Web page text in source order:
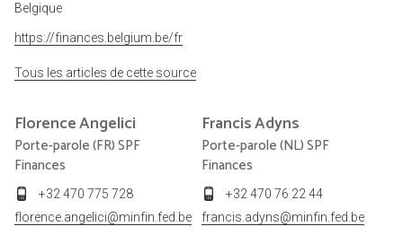
Belgique
https://finances.belgium.be/fr
Tous les articles de cette source
FlorenceAngelici
Porte-parole (FR) SPF
Finances
+32 470 775 728
florence.angelici@minfin.fed.be
FrancisAdyns
Porte-parole (NL) SPF
Finances
+32 470 76 22 44
francis.adyns@minfin.fed.be